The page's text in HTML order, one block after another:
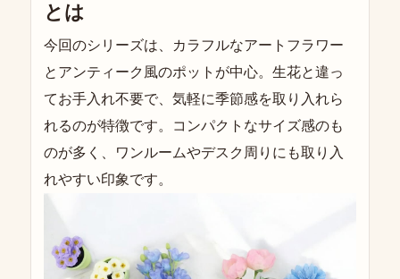
とは
今回のシリーズは、カラフルなアートフラワー
とアンティーク風のポットが中心。生花と違っ
てお手入れ不要で、気軽に季節感を取り入れら
れるのが特徴です。コンパクトなサイズ感のも
のが多く、ワンルームやデスク周りにも取り入
れやすい印象です。